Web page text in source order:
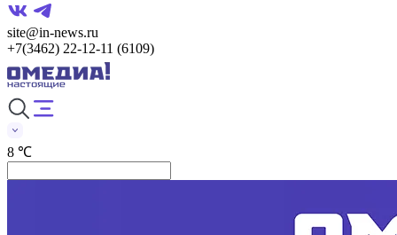
site@in-news.ru
+7(3462) 22-12-11 (6109)
8 ℃